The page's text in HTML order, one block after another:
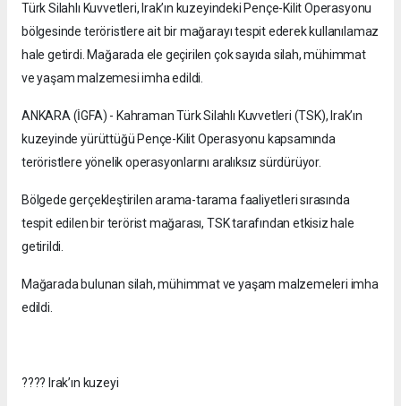
Türk Silahlı Kuvvetleri, Irak’ın kuzeyindeki Pençe-Kilit Operasyonu
bölgesinde teröristlere ait bir mağarayı tespit ederek kullanılamaz
hale getirdi. Mağarada ele geçirilen çok sayıda silah, mühimmat
ve yaşam malzemesi imha edildi.
ANKARA (İGFA) - Kahraman Türk Silahlı Kuvvetleri (TSK), Irak’ın
kuzeyinde yürüttüğü Pençe-Kilit Operasyonu kapsamında
teröristlere yönelik operasyonlarını aralıksız sürdürüyor.
Bölgede gerçekleştirilen arama-tarama faaliyetleri sırasında
tespit edilen bir terörist mağarası, TSK tarafından etkisiz hale
getirildi.
Mağarada bulunan silah, mühimmat ve yaşam malzemeleri imha
edildi.
???? Irak’ın kuzeyi